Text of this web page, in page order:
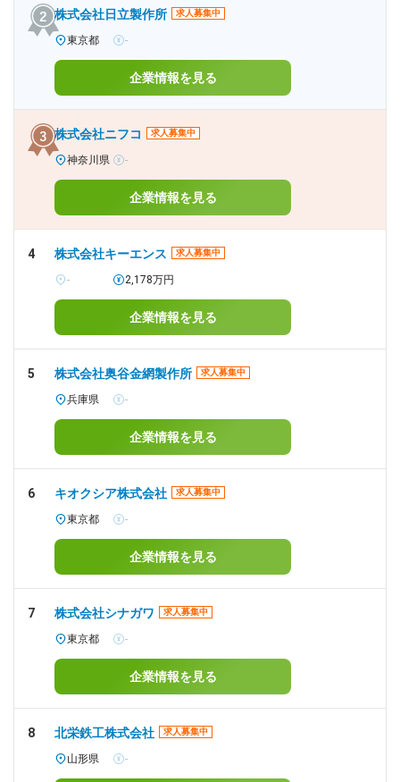
株式会社日立製作所 求人募集中
東京都 -
企業情報を見る
株式会社ニフコ 求人募集中
神奈川県 -
企業情報を見る
4 株式会社キーエンス 求人募集中
- 2,178万円
企業情報を見る
5 株式会社奥谷金網製作所 求人募集中
兵庫県 -
企業情報を見る
6 キオクシア株式会社 求人募集中
東京都 -
企業情報を見る
7 株式会社シナガワ 求人募集中
東京都 -
企業情報を見る
8 北栄鉄工株式会社 求人募集中
山形県 -